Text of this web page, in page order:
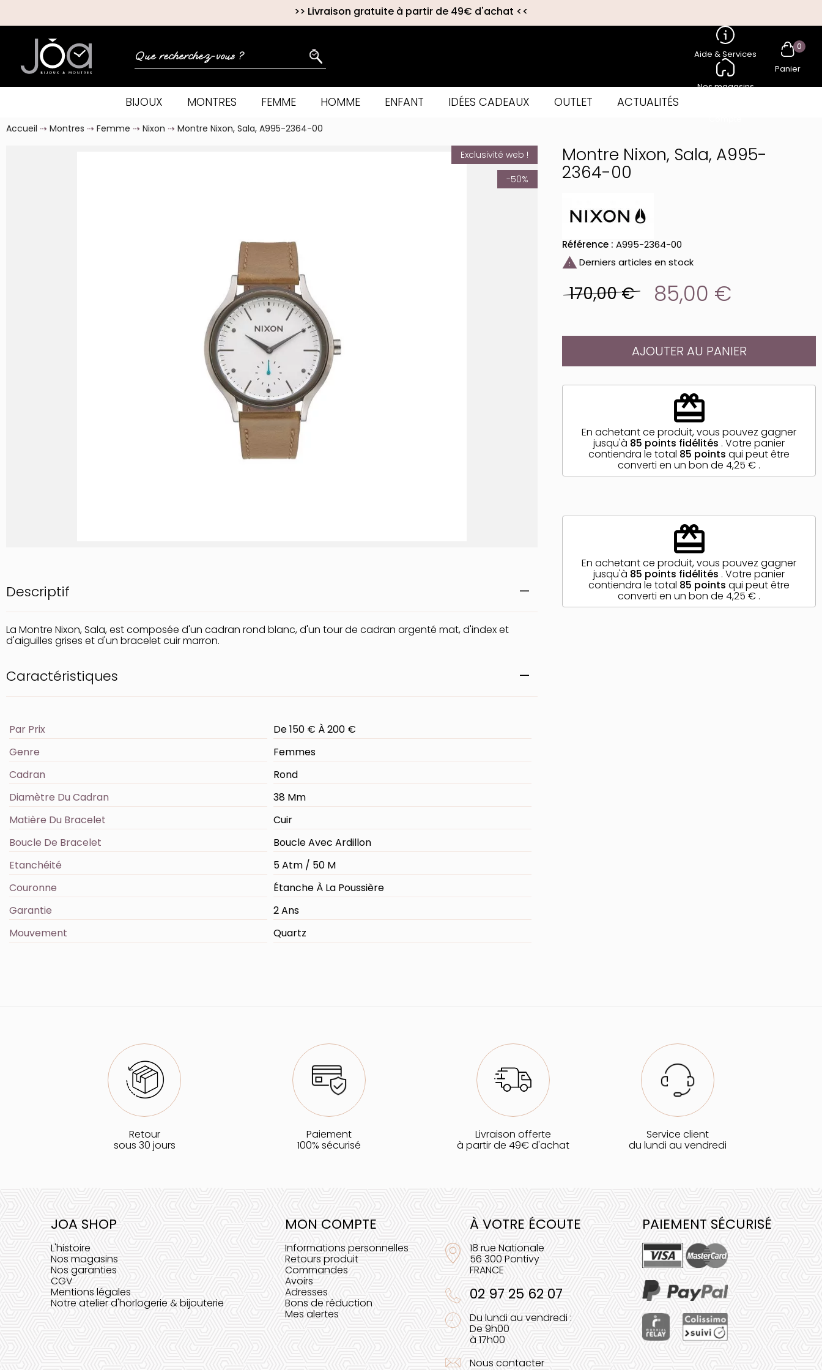
>> Livraison gratuite à partir de 49€ d'achat <<
Aide & Services
Nos magasins
0
Panier
BIJOUX MONTRES FEMME HOMME ENFANT IDÉES CADEAUX OUTLET ACTUALITÉS
Accueil Montres Femme Nixon Montre Nixon, Sala, A995-2364-00
Exclusivité web !
-50%
Descriptif
La Montre Nixon, Sala, est composée d'un cadran rond blanc, d'un tour de cadran argenté mat, d'index et
d'aiguilles grises et d'un bracelet cuir marron.
Caractéristiques
Par Prix
De 150 € À 200 €
Genre
Femmes
Cadran
Rond
Diamètre Du Cadran
38 Mm
Matière Du Bracelet
Cuir
Boucle De Bracelet
Boucle Avec Ardillon
Etanchéité
5 Atm / 50 M
Couronne
Étanche À La Poussière
Garantie
2 Ans
Mouvement
Quartz
Montre Nixon, Sala, A995-
2364-00
Référence : A995-2364-00
 Derniers articles en stock
170,00 € 85,00 €
AJOUTER AU PANIER
redeem
En achetant ce produit, vous pouvez gagner
jusqu'à 85 points fidélités . Votre panier
contiendra le total 85 points qui peut être
converti en un bon de4,25 € .
redeem
En achetant ce produit, vous pouvez gagner
jusqu'à 85 points fidélités . Votre panier
contiendra le total 85 points qui peut être
converti en un bon de4,25 € .
Retour
sous 30 jours
Paiement
100% sécurisé
Livraison offerte
à partir de 49€ d'achat
Service client
du lundi au vendredi
JOA SHOP
L'histoire
Nos magasins
Nos garanties
CGV
Mentions légales
Notre atelier d'horlogerie & bijouterie
MON COMPTE
Informations personnelles
Retours produit
Commandes
Avoirs
Adresses
Bons de réduction
Mes alertes
À VOTRE ÉCOUTE
18 rue Nationale
56 300 Pontivy
FRANCE
02 97 25 62 07
Du lundi au vendredi :
De 9h00
à 17h00
Nous contacter
PAIEMENT SÉCURISÉ